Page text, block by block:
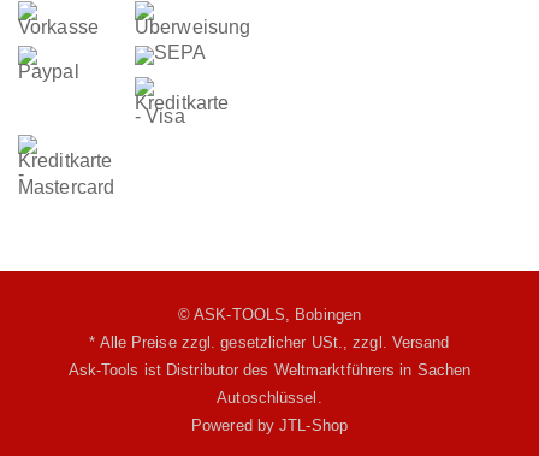
© ASK-TOOLS, Bobingen
* Alle Preise zzgl. gesetzlicher USt.,zzgl. Versand
Ask-Tools ist Distributor des Weltmarktführers in Sachen
Autoschlüssel.
Powered byJTL-Shop